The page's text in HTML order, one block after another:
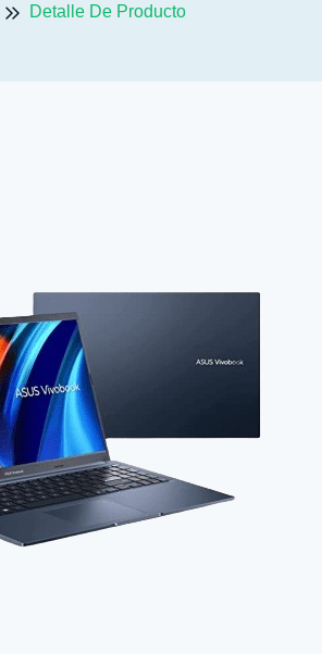
Detalle De Producto